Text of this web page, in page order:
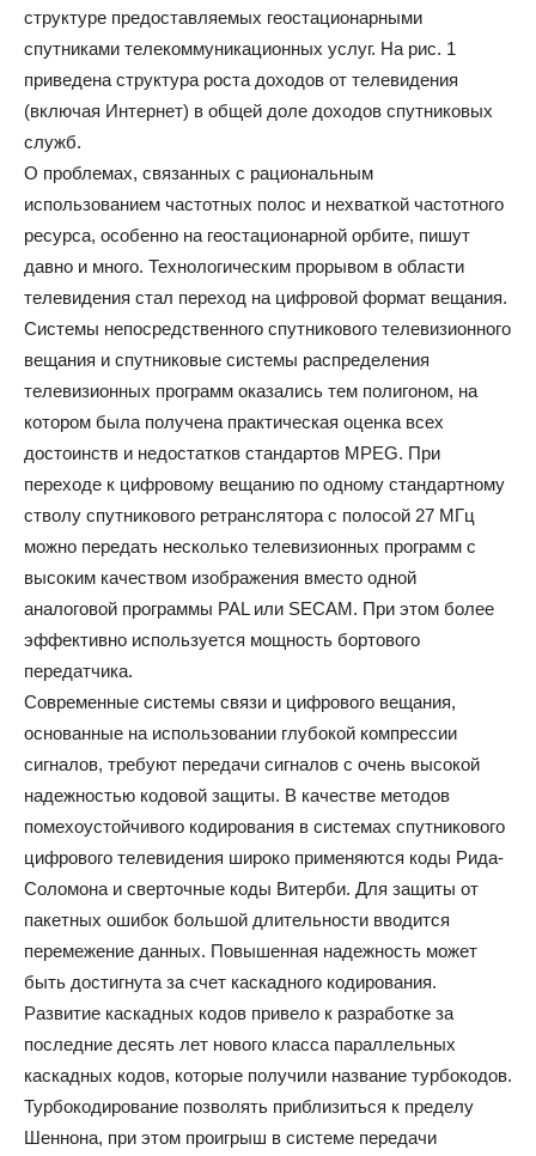
структуре предоставляемых геостационарными
спутниками телекоммуникационных услуг. На рис. 1
приведена структура роста доходов от телевидения
(включая Интернет) в общей доле доходов спутниковых
служб.
О проблемах, связанных с рациональным
использованием частотных полос и нехваткой частотного
ресурса, особенно на геостационарной орбите, пишут
давно и много. Технологическим прорывом в области
телевидения стал переход на цифровой формат вещания.
Системы непосредственного спутникового телевизионного
вещания и спутниковые системы распределения
телевизионных программ оказались тем полигоном, на
котором была получена практическая оценка всех
достоинств и недостатков стандартов MPEG. При
переходе к цифровому вещанию по одному стандартному
стволу спутникового ретранслятора с полосой 27 МГц
можно передать несколько телевизионных программ с
высоким качеством изображения вместо одной
аналоговой программы PAL или SECAM. При этом более
эффективно используется мощность бортового
передатчика.
Современные системы связи и цифрового вещания,
основанные на использовании глубокой компрессии
сигналов, требуют передачи сигналов с очень высокой
надежностью кодовой защиты. В качестве методов
помехоустойчивого кодирования в системах спутникового
цифрового телевидения широко применяются коды Рида-
Соломона и сверточные коды Витерби. Для защиты от
пакетных ошибок большой длительности вводится
перемежение данных. Повышенная надежность может
быть достигнута за счет каскадного кодирования.
Развитие каскадных кодов привело к разработке за
последние десять лет нового класса параллельных
каскадных кодов, которые получили название турбокодов.
Турбокодирование позволять приблизиться к пределу
Шеннона, при этом проигрыш в системе передачи